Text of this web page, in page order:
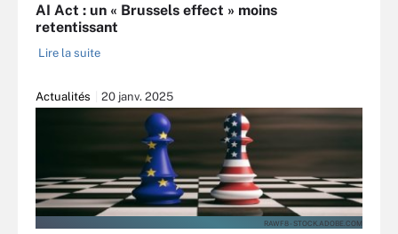
AI Act : un « Brussels effect » moins
retentissant
Lire la suite
Actualités 20 janv. 2025
RAWF8 - STOCK.ADOBE.COM